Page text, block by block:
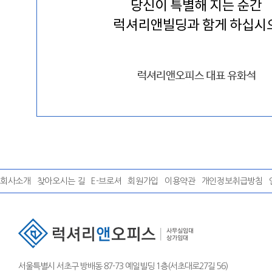
회사소개 찾아오시는 길 E-브로셔 회원가입 이용약관 개인정보취급방침
서울특별시 서초구 방배동 87-73 예일빌딩 1층(서초대로27길 56)